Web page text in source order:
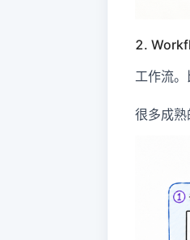
2.
工作流
很多成